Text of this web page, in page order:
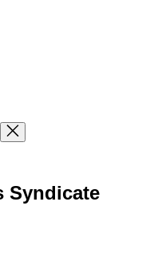
Syndicate